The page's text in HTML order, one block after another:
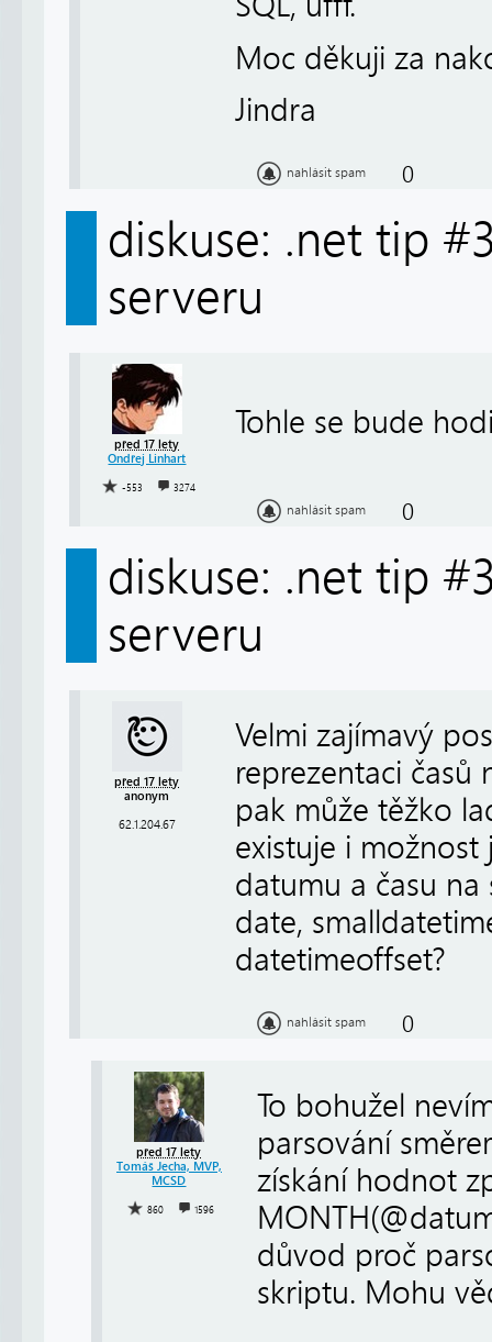
Moc děkuji za
Jindra
nahlásit spam 0
diskuse: .net tip
serveru
před 17 lety
Ondřej Linhart
-553 3274
Tohle se bude
nahlásit spam 0
diskuse: .net tip
serveru
před 17 lety
anonym
62.1.204.67
Velmi zajímavý
reprezentaci časů
pak může těžko
existuje i
datumu a času
date,
datetimeoffset?
nahlásit spam 0
před 17 lety
Tomáš Jecha, MVP,
MCSD
860 1596
To bohužel
parsování
získání hodnot
důvod proč
skriptu. Mohu